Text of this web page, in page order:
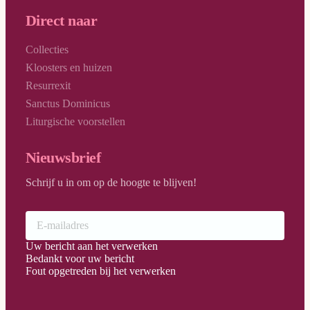
Direct naar
Collecties
Kloosters en huizen
Resurrexit
Sanctus Dominicus
Liturgische voorstellen
Nieuwsbrief
Schrijf u in om op de hoogte te blijven!
Uw bericht aan het verwerken
Bedankt voor uw bericht
Fout opgetreden bij het verwerken